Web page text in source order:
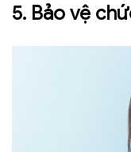
5. Bảo vệ